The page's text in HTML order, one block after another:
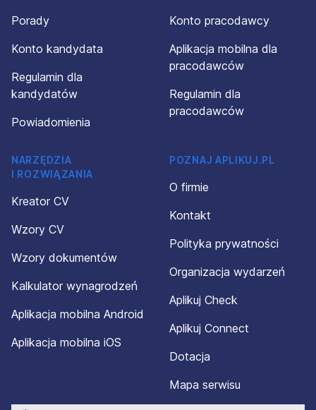
Porady
Konto kandydata
Regulamin dla
kandydatów
Powiadomienia
Konto pracodawcy
Aplikacja mobilna dla
pracodawców
Regulamin dla
pracodawców
NARZĘDZIA
I ROZWIĄZANIA
Kreator CV
Wzory CV
Wzory dokumentów
Kalkulator wynagrodzeń
Aplikacja mobilna Android
Aplikacja mobilna iOS
POZNAJ APLIKUJ.PL
O firmie
Kontakt
Polityka prywatności
Organizacja wydarzeń
Aplikuj Check
Aplikuj Connect
Dotacja
Mapa serwisu